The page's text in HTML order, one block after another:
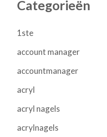
Categorieën
1ste
account manager
accountmanager
acryl
acryl nagels
acrylnagels